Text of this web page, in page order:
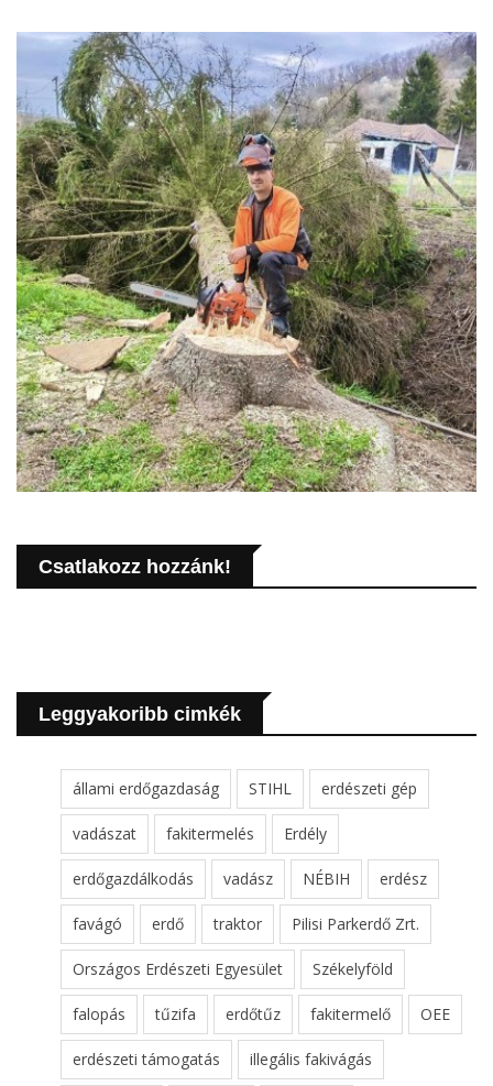
Csatlakozz hozzánk!
Leggyakoribb cimkék
állami erdőgazdaság STIHL erdészeti gép
vadászat fakitermelés Erdély
erdőgazdálkodás vadász NÉBIH erdész
favágó erdő traktor Pilisi Parkerdő Zrt.
Országos Erdészeti Egyesület Székelyföld
falopás tűzifa erdőtűz fakitermelő OEE
erdészeti támogatás illegális fakivágás